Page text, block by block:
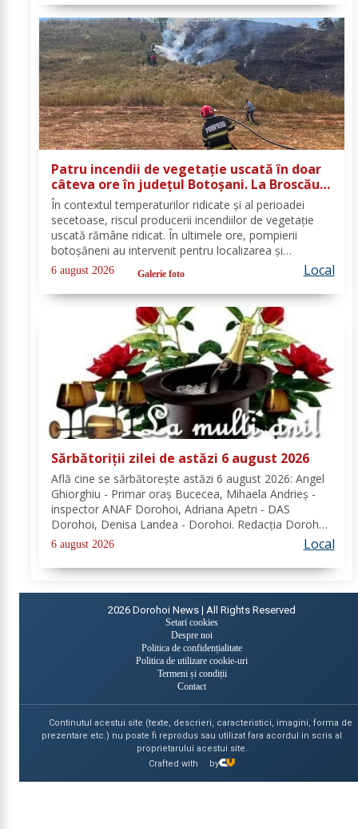
Patru incendii de vegetație uscată în doar
câteva ore în județul Botoșani. La Broscăuți
a ars un hectar de vegetație
În contextul temperaturilor ridicate și al perioadei
secetoase, riscul producerii incendiilor de vegetație
uscată rămâne ridicat. În ultimele ore, pompierii
botoșăneni au intervenit pentru localizarea și
lichidarea a patru incendii de vegetație uscată,
produse în următoarele localități: Broscăuți –...
6 august 2026 Galerie foto Local
Sărbătoriții zilei de astăzi 6 august 2026
Află cine se sărbătoreşte astăzi 6 august 2026: Angel
Ghiorghiu - Primar oraș Bucecea, Mihaela Andrieș -
inspector ANAF Dorohoi, Adriana Apetri - DAS
Dorohoi, Denisa Landea - Dorohoi. Redacția Dorohoi
News urează tuturor La mulți ani! Completează lista
sărbătoriților din Dorohoi, la...
6 august 2026 Local
2026 Dorohoi News | All Rights Reserved
Setari cookies
Despre noi
Politica de confidențialitate
Politica de utilizare cookie-uri
Termeni și condiții
Contact
Continutul acestui site (texte, descrieri, caracteristici, imagini, forma de
prezentare etc.) nu poate fi reprodus sau utilizat fara acordul in scris al
proprietarului acestui site.
Crafted with
by